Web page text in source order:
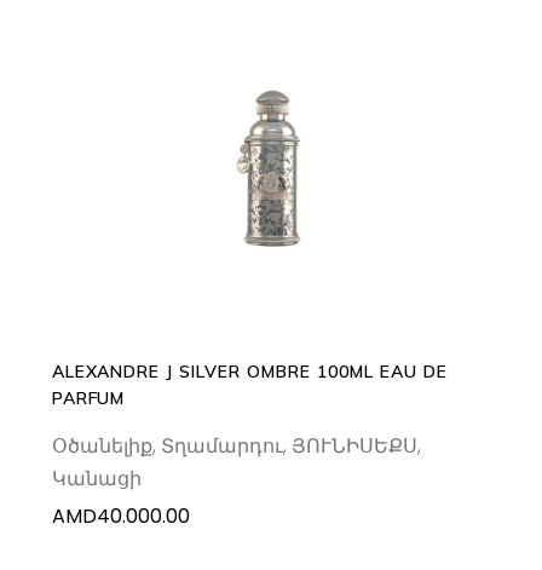
ADD TO CART
ALEXANDRE J SILVER OMBRE 100ML EAU DE
PARFUM
Օծանելիք, Տղամարդու, ՅՈՒՆԻՍԵՔՍ,
Կանացի
AMD40.000.00